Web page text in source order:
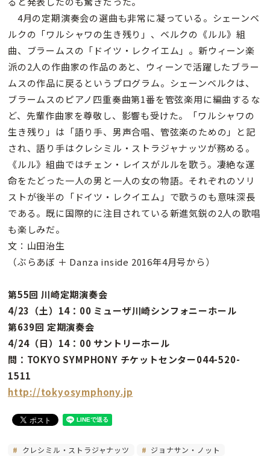
4月の定期演奏会の選曲も非常に凝っている。シェーンベ
ルクの「ワルシャワの生き残り」、ベルクの《ルル》組
曲、ブラームスの「ドイツ・レクイエム」。新ウィーン楽
派の2人の作曲家の作品のあと、ウィーンで活躍したブラー
ムスの作品に戻るというプログラム。シェーンベルクは、
ブラームスのピアノ四重奏曲第1番を管弦楽用に編曲するな
ど、先輩作曲家を尊敬し、影響も受けた。「ワルシャワの
生き残り」は「語り手、男声合唱、管弦楽のための」と記
され、語り手はクレシミル・ストラジャナッツが務める。
《ルル》組曲ではチェン・レイスがルルを歌う。凄絶な運
命をたどった一人の男と一人の女の物語。それぞれのソリ
ストが後半の「ドイツ・レクイエム」で歌うのも意味深長
である。既に国際的に注目されている新進気鋭の2人の歌唱
も楽しみだ。
文：山田治生
（ぶらあぼ ＋ Danza inside 2016年4月号から）
第55回 川崎定期演奏会
4/23（土）14：00 ミューザ川崎シンフォニーホール
第639回 定期演奏会
4/24（日）14：00 サントリーホール
問：TOKYO SYMPHONY チケットセンター044-520-
1511
http://tokyosymphony.jp
クレシミル・ストラジャナッツ
ジョナサン・ノット